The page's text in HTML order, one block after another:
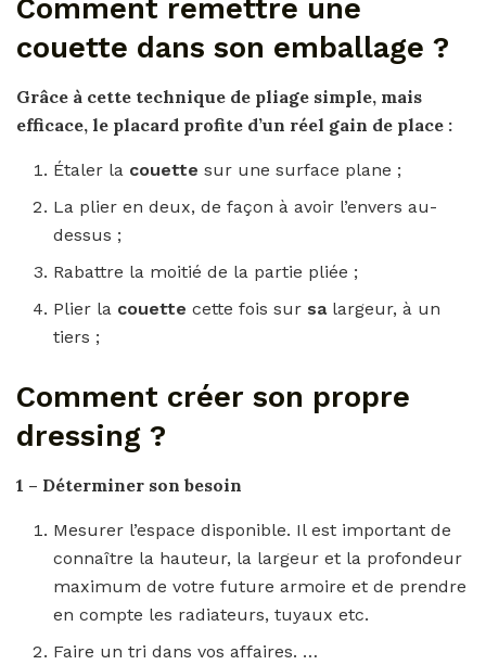
Comment remettre une
couette dans son emballage ?
Grâce à cette technique de pliage simple, mais
efficace, le placard profite d’un réel gain de place :
Étaler la couettesur une surface plane ;
La plier en deux, de façon à avoir l’envers au-
dessus ;
Rabattre la moitié de la partie pliée ;
Plier la couettecette fois sur sa largeur, à un
tiers ;
Comment créer son propre
dressing ?
1 – Déterminer son besoin
Mesurer l’espace disponible. Il est important de
connaître la hauteur, la largeur et la profondeur
maximum de votre future armoire et de prendre
en compte les radiateurs, tuyaux etc.
Faire un tri dans vos affaires. …